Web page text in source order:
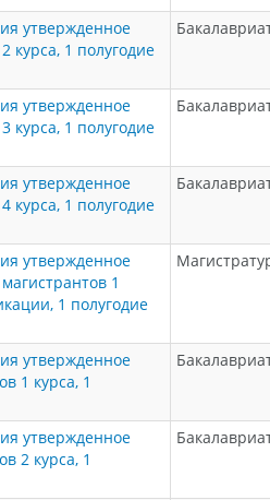
утвержденное
курса, 1 полугодие
утвержденное
курса, 1 полугодие
утвержденное
курса, 1 полугодие
утвержденное
1
1 полугодие
утвержденное
1 курса, 1
утвержденное
2 курса, 1